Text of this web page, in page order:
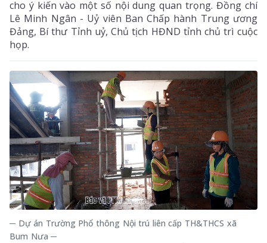
cho ý kiến vào một số nội dung quan trọng. Đồng chí
Lê Minh Ngân - Uỷ viên Ban Chấp hành Trung ương
Đảng, Bí thư Tỉnh uỷ, Chủ tịch HĐND tỉnh chủ trì cuộc
họp.
─ Dự án Trường Phổ thông Nội trú liên cấp TH&THCS xã
Bum Nưa ─